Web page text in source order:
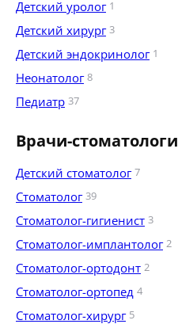
Детский уролог 1
Детский хирург 3
Детский эндокринолог 1
Неонатолог 8
Педиатр 37
Врачи-стоматологи
Детский стоматолог 7
Стоматолог 39
Стоматолог-гигиенист 3
Стоматолог-имплантолог 2
Стоматолог-ортодонт 2
Стоматолог-ортопед 4
Стоматолог-хирург 5